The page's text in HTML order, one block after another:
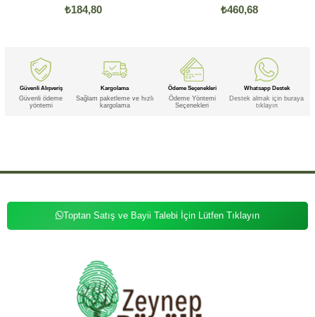
₺184,80 ₺460,68
Güvenli Alışveriş
Güvenli ödeme
yöntemi
Kargolama
Sağlam paketleme ve hızlı
kargolama
Ödeme Seçenekleri
Ödeme Yöntemi
Seçenekleri
Whatsapp Destek
Destek almak için buraya
tıklayın
Toptan Satış ve Bayii Talebi İçin Lütfen Tıklayın